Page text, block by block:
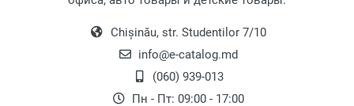
привлекательной стоимости.
Желаем вам приятных покупок в лучших
торговых сетях любимого города!
Chișinău, str. Studentilor 7/10
info@e-catalog.md
(060) 939-013
Пн - Пт: 09:00 - 17:00